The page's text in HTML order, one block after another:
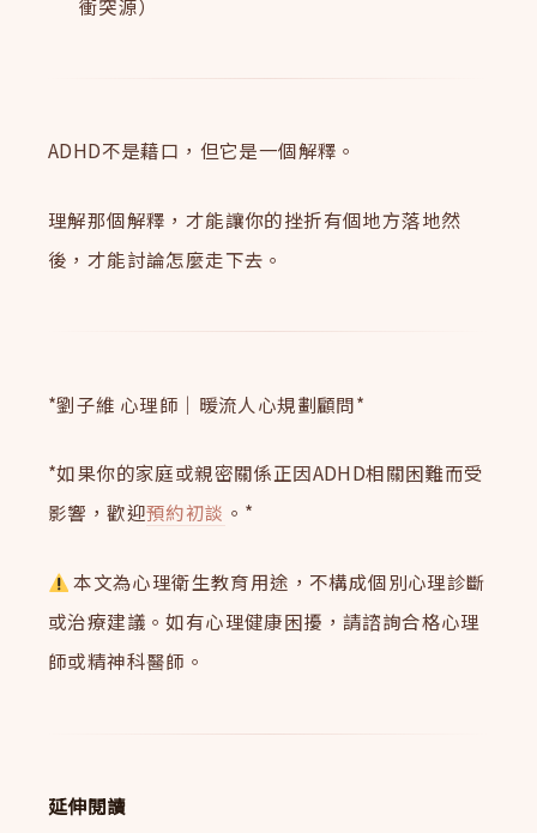
衝突源）
ADHD不是藉口，但它是一個解釋。
理解那個解釋，才能讓你的挫折有個地方落地然
後，才能討論怎麼走下去。
*劉子維 心理師｜暖流人心規劃顧問*
*如果你的家庭或親密關係正因ADHD相關困難而受
影響，歡迎預約初談 。*
本文為心理衛生教育用途，不構成個別心理診斷
或治療建議。如有心理健康困擾，請諮詢合格心理
師或精神科醫師。
延伸閱讀